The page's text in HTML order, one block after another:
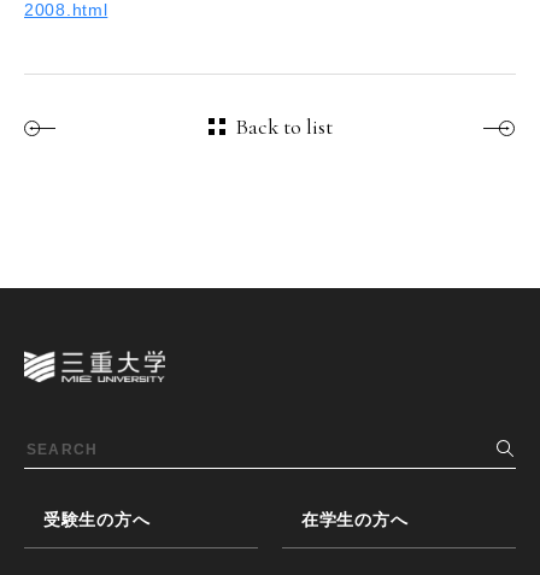
2008.html
Back to list
受験生の方へ 在学生の方へ